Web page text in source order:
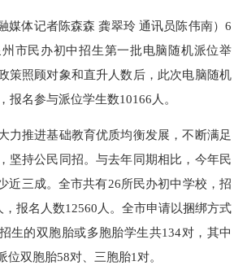
体记者陈森森 龚翠玲 通讯员陈伟南）6
州市民办初中招生第一批电脑随机派位举
策照顾对象和直升人数后，此次电脑随机
报名参与派位学生数10166人。
推进基础教育优质均衡发展，不断满足
坚持公民同招。与去年同期相比，今年民
近三成。全市共有26所民办初中学校，招
报名人数12560人。全市申请以捆绑方式
生的双胞胎或多胞胎学生共134对，其中
位双胞胎58对、三胞胎1对。